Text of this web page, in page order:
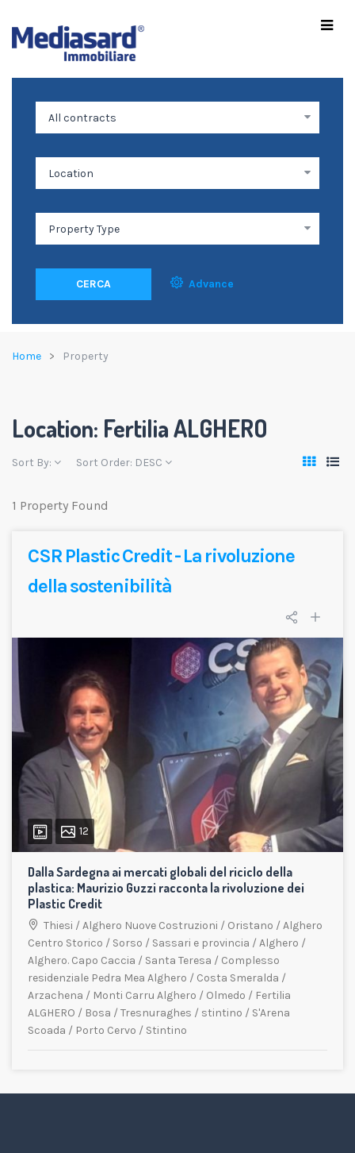
CERCA Advance
Home Property
Location: Fertilia ALGHERO
Sort By: Sort Order: DESC
1 Property Found
CSR Plastic Credit - La rivoluzione
della sostenibilità
12
Dalla Sardegna ai mercati globali del riciclo della
plastica: Maurizio Guzzi racconta la rivoluzione dei
Plastic Credit
Thiesi / Alghero Nuove Costruzioni / Oristano / Alghero
Centro Storico / Sorso / Sassari e provincia / Alghero /
Alghero. Capo Caccia / Santa Teresa / Complesso
residenziale Pedra Mea Alghero / Costa Smeralda /
Arzachena / Monti Carru Alghero / Olmedo / Fertilia
ALGHERO / Bosa / Tresnuraghes / stintino / S'Arena
Scoada / Porto Cervo / Stintino